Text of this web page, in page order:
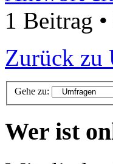
1 Beitrag
Zurück zu
Gehe zu:
Wer ist